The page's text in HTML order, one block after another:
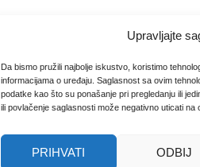
Upravljajte
Da bismo pružili najbolje iskustvo, koristimo
informacijama o uređaju. Saglasnost sa ovim
podatke kao što su ponašanje pri pregledanju ili
ili povlačenje saglasnosti može negativno uticati na
PRIHVATI ODBIJ